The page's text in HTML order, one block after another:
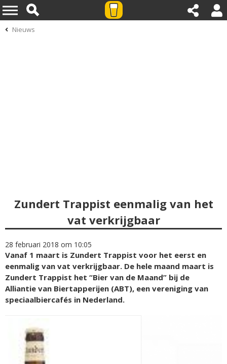
Nieuws
Zundert Trappist eenmalig van het
vat verkrijgbaar
28 februari 2018 om 10:05
Vanaf 1 maart is Zundert Trappist voor het eerst en
eenmalig van vat verkrijgbaar. De hele maand maart is
Zundert Trappist het “Bier van de Maand” bij de
Alliantie van Biertapperijen (ABT), een vereniging van
speciaalbiercafés in Nederland.